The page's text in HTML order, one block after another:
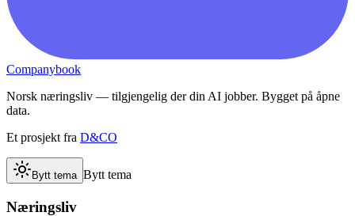
Companybook
Norsk næringsliv — tilgjengelig der din AI jobber. Bygget på åpne
data.
Et prosjekt fra D&CO
Bytt tema Bytt tema
Næringsliv